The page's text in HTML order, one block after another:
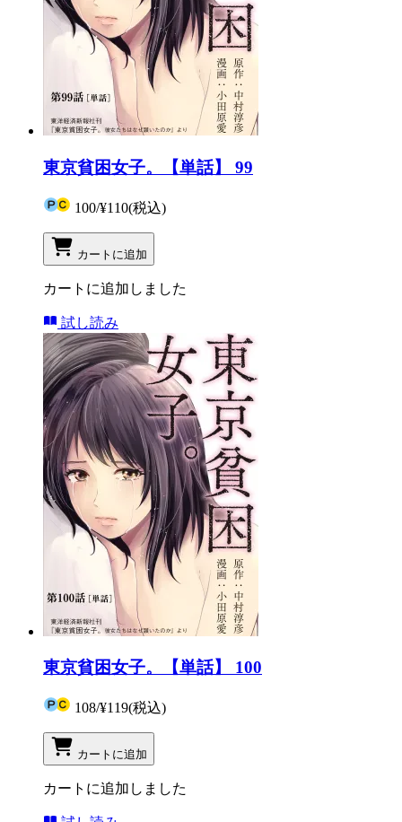
東京貧困女子。【単話】 99
100/¥110(税込)
カートに追加
カートに追加しました
試し読み
東京貧困女子。【単話】 100
108/¥119(税込)
カートに追加
カートに追加しました